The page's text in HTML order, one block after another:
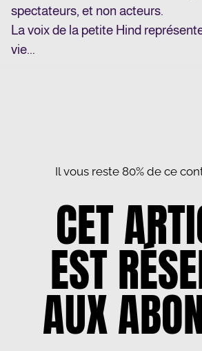
spectateurs, et non acteurs.
La voix de la petite Hind
vie...
Il vous reste 80% de ce
CET
EST
AUX